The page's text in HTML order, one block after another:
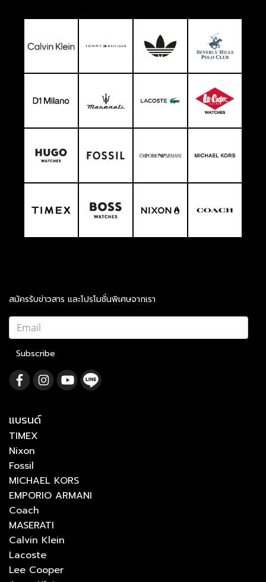
สมัครรับข่าวสาร และโปรโมชั่นพิเศษจากเรา
Subscribe
แบรนด์
TIMEX
Nixon
Fossil
MICHAEL KORS
EMPORIO ARMANI
Coach
MASERATI
Calvin Klein
Lacoste
Lee Cooper